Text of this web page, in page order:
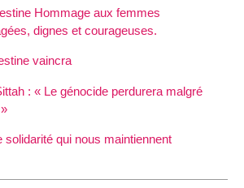
Hommage aux femmes
dignes et courageuses.
vaincra
: « Le génocide perdurera malgré
solidarité qui nous maintiennent